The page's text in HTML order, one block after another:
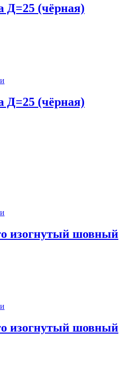
Д=25 (чёрная)
Д=25 (чёрная)
изогнутый шовный
изогнутый шовный